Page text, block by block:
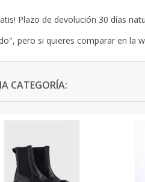
Plazo de devolución 30 días
pero si quieres comparar en la
CATEGORÍA: